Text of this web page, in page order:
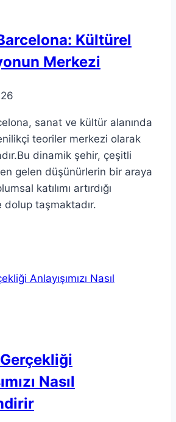
Kültürel
Merkezi
sanat ve kültür alanında
teoriler merkezi olarak
dinamik şehir, çeşitli
gelen düşünürlerin bir araya
katılımı artırdığı
dolup taşmaktadır.
Nasıl